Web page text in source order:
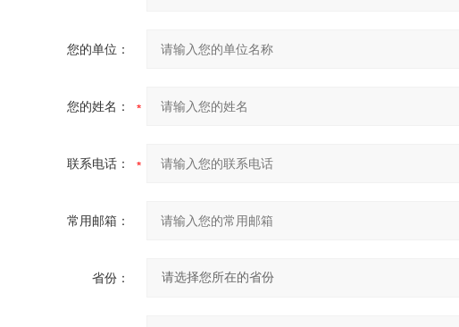
您的单位：
您的姓名：
联系电话：
常用邮箱：
省份：